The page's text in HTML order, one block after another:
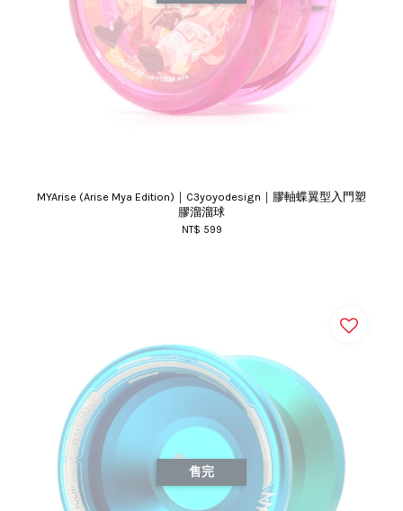
MYArise (Arise Mya Edition)｜C3yoyodesign｜膠軸蝶翼型入門塑
膠溜溜球
NT$ 599
售完